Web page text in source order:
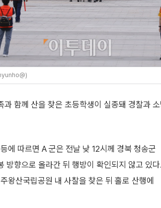
함께 산을 찾은 초등학생이 실종돼 경찰과
에 따르면 A 군은 전날 낮 12시께 경북 청송군
방향으로 올라간 뒤 행방이 확인되지 않고 있다.
왕산국립공원 내 사찰을 찾은 뒤 홀로 산행에